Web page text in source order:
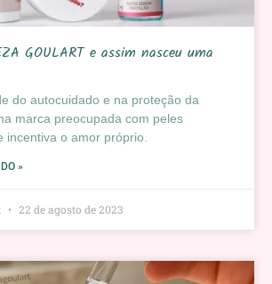
GOULART e assim nasceu uma
do autocuidado e na proteção da
marca preocupada com peles
incentiva o amor próprio.
»
22 de agosto de 2023